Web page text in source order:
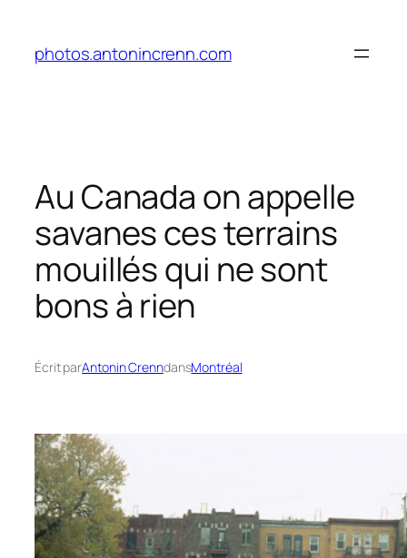
contenu
photos.antonincrenn.com
Au Canada on appelle
savanes ces terrains
mouillés qui ne sont
bons à rien
Écrit parAntonin CrenndansMontréal